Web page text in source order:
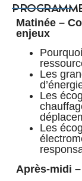
Matinée –
enjeux
Les
Les
Les
Après-midi